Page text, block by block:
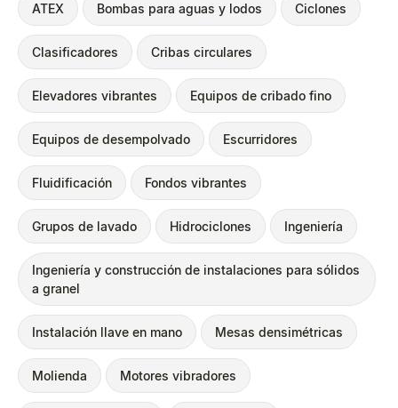
ATEX Bombas para aguas y lodos Ciclones
Clasificadores Cribas circulares
Elevadores vibrantes Equipos de cribado fino
Equipos de desempolvado Escurridores
Fluidificación Fondos vibrantes
Grupos de lavado Hidrociclones Ingeniería
Ingeniería y construcción de instalaciones para sólidos
a granel
Instalación llave en mano Mesas densimétricas
Molienda Motores vibradores